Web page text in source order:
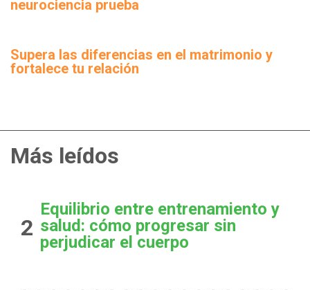
neurociencia prueba
Supera las diferencias en el matrimonio y
fortalece tu relación
Más leídos
2
Equilibrio entre entrenamiento y
salud: cómo progresar sin
perjudicar el cuerpo